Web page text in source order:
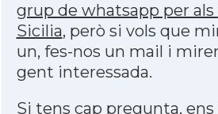
grup de whatsapp per als
Sicilia, però si vols que
un, fes-nos un mail i
gent interessada.
Si tens cap pregunta,